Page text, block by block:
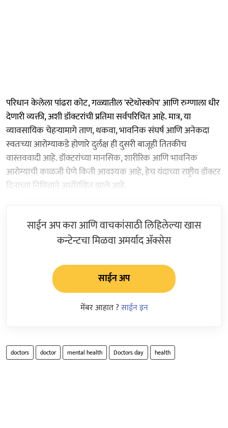
परिधान केलेला पांढरा कोट, गळ्यातील 'स्टेथोस्कोप' आणि रुग्णाला धीर
देणारी व्यक्ती, अशी डॉक्टरांची प्रतिमा सर्वपरिचित आहे. मात्र, या
व्यावसायिक चेहऱ्यामागे ताण, थकवा, भावनिक संघर्ष आणि अनेकदा
स्वतःच्या आरोग्याकडे होणारे दुर्लक्ष ही दुसरी बाजूही तितकीच
वास्तववादी आहे. डॉक्टरांच्या मानसिक, शारीरिक आणि भावनिक
आरोग्याची काळजी घेणे किती आवश्यक आहे, हेच यंदाच्या राष्ट्रीय डॉक्टर
दिनाच्या निमित्ताने अधोरेखित झाले आहे.
साईन अप करा आणि वाचकांसाठी लिहिलेल्या खास
कन्टेन्टचा मिळवा अमर्याद ॲक्सेस
साईन अप
मेंबर आहात ?साईन इन
doctors doctor mental health Doctors day health